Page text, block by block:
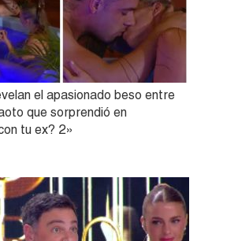
el apasionado beso entre
que sorprendió en
tu ex? 2»